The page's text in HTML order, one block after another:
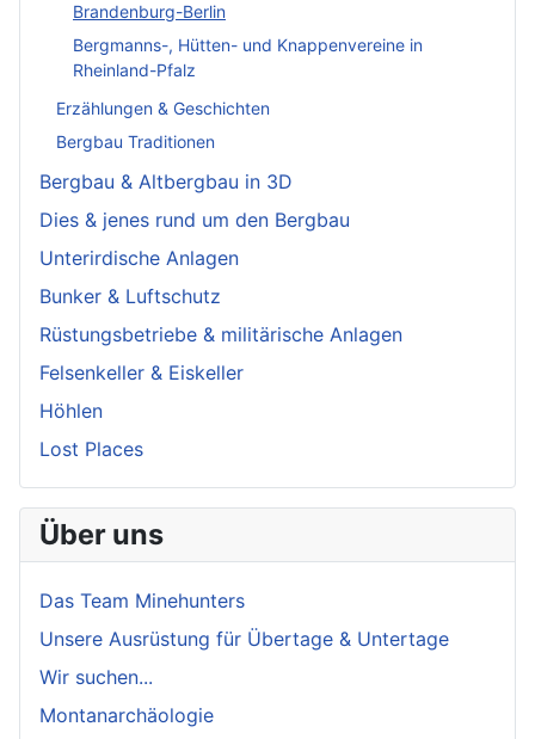
Brandenburg-Berlin
Bergmanns-, Hütten- und Knappenvereine in
Rheinland-Pfalz
Erzählungen & Geschichten
Bergbau Traditionen
Bergbau & Altbergbau in 3D
Dies & jenes rund um den Bergbau
Unterirdische Anlagen
Bunker & Luftschutz
Rüstungsbetriebe & militärische Anlagen
Felsenkeller & Eiskeller
Höhlen
Lost Places
Über uns
Das Team Minehunters
Unsere Ausrüstung für Übertage & Untertage
Wir suchen...
Montanarchäologie